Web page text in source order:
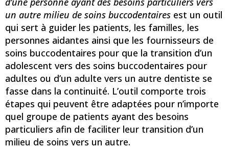
un autre milieu de soins buccodentaires est un outil
qui sert à guider les patients, les familles, les
personnes aidantes ainsi que les fournisseurs de
soins buccodentaires pour que la transition d’un
adolescent vers des soins buccodentaires pour
adultes ou d’un adulte vers un autre dentiste se
fasse dans la continuité. L’outil comporte trois
étapes qui peuvent être adaptées pour n’importe
quel groupe de patients ayant des besoins
particuliers afin de faciliter leur transition d’un
milieu de soins vers un autre.